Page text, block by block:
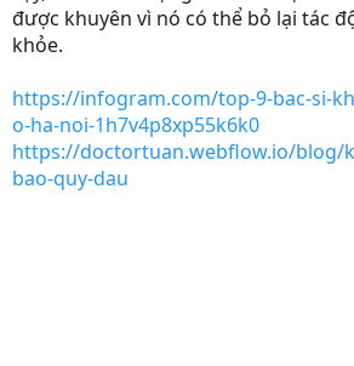
được khuyên vì nó có thể bỏ lại tác
khỏe.
https://infogram.com/top-9-bac-si-
o-ha-noi-1h7v4p8xp55k6k0
https://doctortuan.webflow.io/blog/
bao-quy-dau